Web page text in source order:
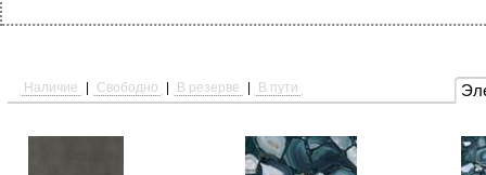
Наличие Свободно В резерве В пути